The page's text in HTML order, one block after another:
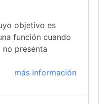
objetivo es
función cuando
presenta
más información